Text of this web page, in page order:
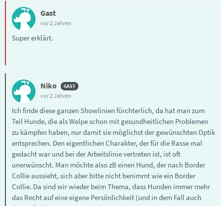
Gast
vor 2 Jahren
Super erklärt.
Niko
vor 2 Jahren
Ich finde diese ganzen Showlinien fürchterlich, da hat man zum
Teil Hunde, die als Welpe schon mit gesundheitlichen Problemen
zu kämpfen haben, nur damit sie möglichst der gewünschten Optik
entsprechen. Den eigentlichen Charakter, der für die Rasse mal
gedacht war und bei der Arbeitslinie vertreten ist, ist oft
unerwünscht. Man möchte also zB einen Hund, der nach Border
Collie aussieht, sich aber bitte nicht benimmt wie ein Border
Collie. Da sind wir wieder beim Thema, dass Hunden immer mehr
das Recht auf eine eigene Persönlichkeit (und in dem Fall auch